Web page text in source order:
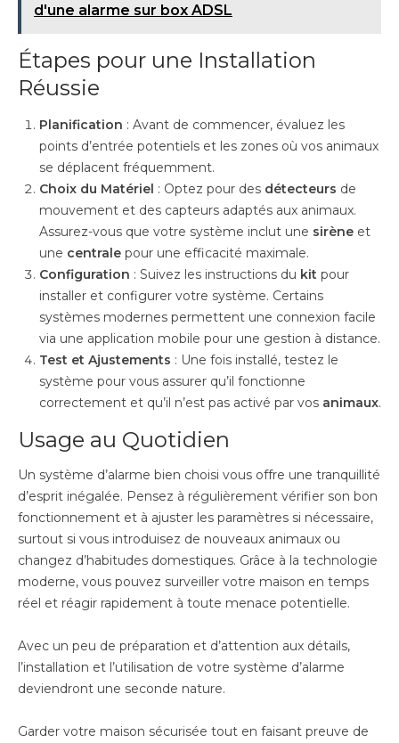
d'une alarme sur box ADSL
Étapes pour une Installation
Réussie
Planification : Avant de commencer, évaluez les
points d’entrée potentiels et les zones où vos animaux
se déplacent fréquemment.
Choix du Matériel : Optez pour des détecteurs de
mouvement et des capteurs adaptés aux animaux.
Assurez-vous que votre système inclut une sirène et
une centrale pour une efficacité maximale.
Configuration : Suivez les instructions du kit pour
installer et configurer votre système. Certains
systèmes modernes permettent une connexion facile
via une application mobile pour une gestion à distance.
Test et Ajustements : Une fois installé, testez le
système pour vous assurer qu’il fonctionne
correctement et qu’il n’est pas activé par vos animaux.
Usage au Quotidien
Un système d’alarme bien choisi vous offre une tranquillité
d’esprit inégalée. Pensez à régulièrement vérifier son bon
fonctionnement et à ajuster les paramètres si nécessaire,
surtout si vous introduisez de nouveaux animaux ou
changez d’habitudes domestiques. Grâce à la technologie
moderne, vous pouvez surveiller votre maison en temps
réel et réagir rapidement à toute menace potentielle.
Avec un peu de préparation et d’attention aux détails,
l’installation et l’utilisation de votre système d’alarme
deviendront une seconde nature.
Garder votre maison sécurisée tout en faisant preuve de